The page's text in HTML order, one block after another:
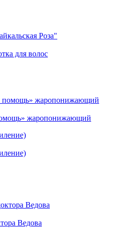
для волос
жаропонижающий
Ведова